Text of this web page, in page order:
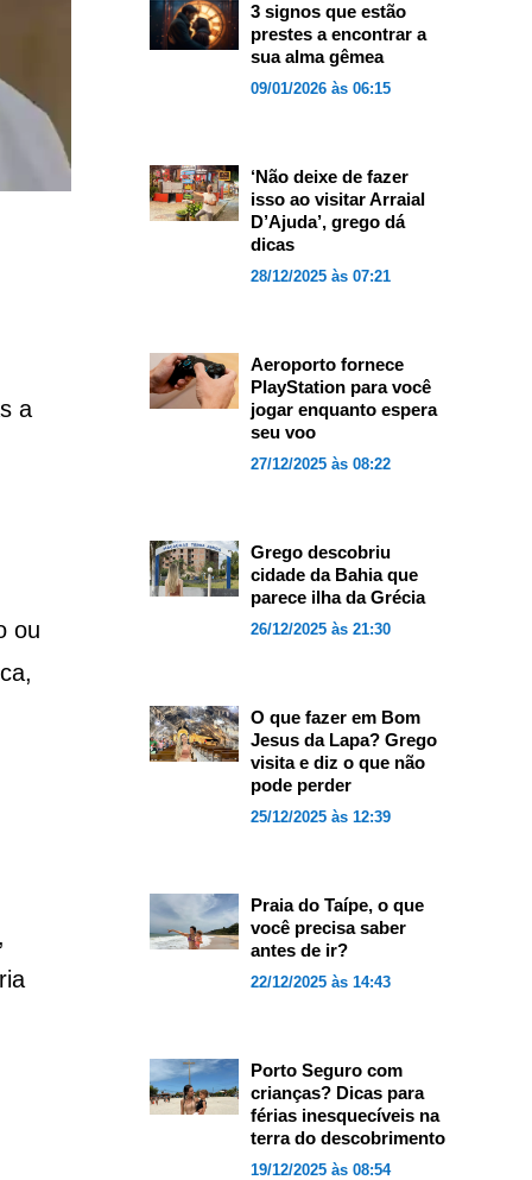
a
ou
3 signos que estão
prestes a encontrar a
sua alma gêmea
09/01/2026 às 06:15
‘Não deixe de fazer
isso ao visitar Arraial
D’Ajuda’, grego dá
dicas
28/12/2025 às 07:21
Aeroporto fornece
PlayStation para você
jogar enquanto espera
seu voo
27/12/2025 às 08:22
Grego descobriu
cidade da Bahia que
parece ilha da Grécia
26/12/2025 às 21:30
O que fazer em Bom
Jesus da Lapa? Grego
visita e diz o que não
pode perder
25/12/2025 às 12:39
Praia do Taípe, o que
você precisa saber
antes de ir?
22/12/2025 às 14:43
Porto Seguro com
crianças? Dicas para
férias inesquecíveis na
terra do descobrimento
19/12/2025 às 08:54